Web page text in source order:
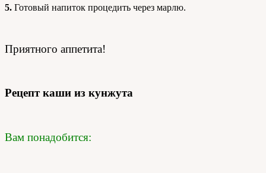
5. Готовый напиток процедить через марлю.
Приятного аппетита!
Рецепт каши из кунжута
Вам понадобится: